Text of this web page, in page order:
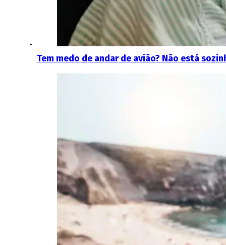
Tem medo de andar de avião? Não está